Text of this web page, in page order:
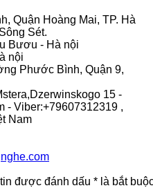
Quận Hoàng Mai, TP. Hà
Sét.
Bươu - Hà nội
nội
Phước Bình, Quận 9,
15 -
- Viber:+79607312319 ,
Nam
được đánh dấu * là bắt